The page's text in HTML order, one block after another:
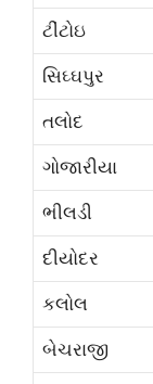
ટીંટોઇ
સિઘ્ઘપુર
તલોદ
ગોજારીયા
ભીલડી
દીયોદર
કલોલ
બેચરાજી